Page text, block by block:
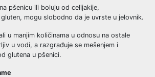
pšenicu ili boluju od celijakije,
mogu slobodno da je uvrste u jelovnik.
u manjim količinama u odnosu na ostale
u vodi, a razgrađuje se mešenjem i
glutena u pšenici.